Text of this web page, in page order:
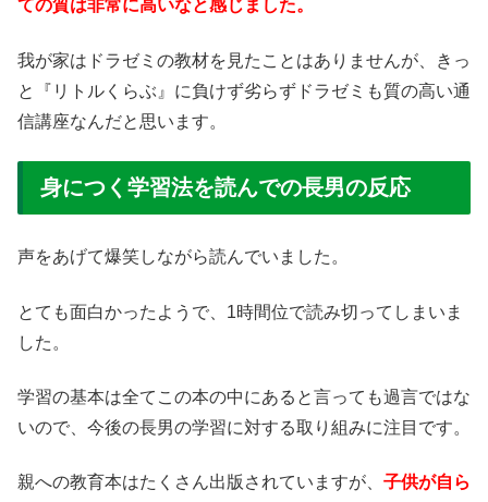
ての質は非常に高いなと感じました。
我が家はドラゼミの教材を見たことはありませんが、きっ
と『リトルくらぶ』に負けず劣らずドラゼミも質の高い通
信講座なんだと思います。
身につく学習法を読んでの長男の反応
声をあげて爆笑しながら読んでいました。
とても面白かったようで、1時間位で読み切ってしまいま
した。
学習の基本は全てこの本の中にあると言っても過言ではな
いので、今後の長男の学習に対する取り組みに注目です。
親への教育本はたくさん出版されていますが、 子供が自ら